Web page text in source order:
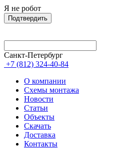
Я не робот
Подтвердить
Санкт-Петербург
+7 (812) 324-40-84
О компании
Схемы монтажа
Новости
Статьи
Объекты
Скачать
Доставка
Контакты